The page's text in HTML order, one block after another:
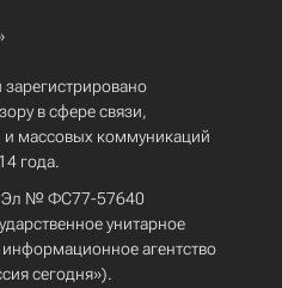
в сфере связи,
массовых коммуникаций
года.
Эл № ФС77-57640
унитарное
агентство
сегодня»).